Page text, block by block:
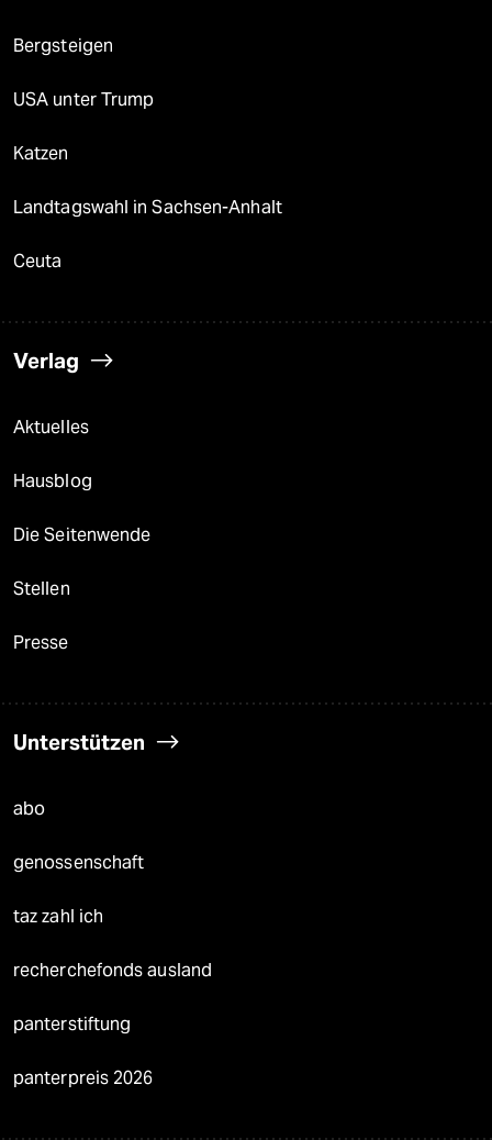
Bergsteigen
USA unter Trump
Katzen
Landtagswahl in Sachsen-Anhalt
Ceuta
Verlag
Aktuelles
Hausblog
Die Seitenwende
Stellen
Presse
Unterstützen
abo
genossenschaft
taz zahl ich
recherchefonds ausland
panterstiftung
panterpreis 2026